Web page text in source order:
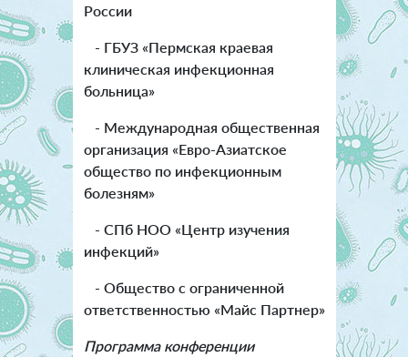
России
- ГБУЗ «Пермская краевая
клиническая инфекционная
больница»
- Международная общественная
организация «Евро-Азиатское
общество по инфекционным
болезням»
- СПб НОО «Центр изучения
инфекций»
- Общество с ограниченной
ответственностью «Майс Партнер»
Программа конференции